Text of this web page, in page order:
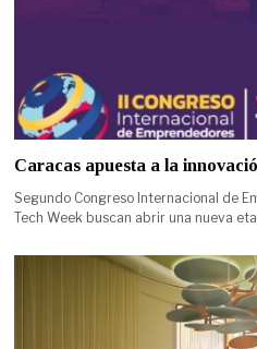
Caracas apuesta a la
Segundo Congreso Internacional de
Tech Week buscan abrir una nueva